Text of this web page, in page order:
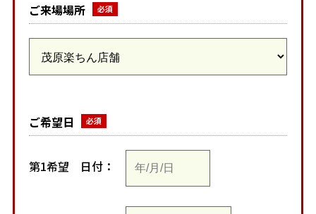
ご来場場所
ご希望日
第1希望 日付：